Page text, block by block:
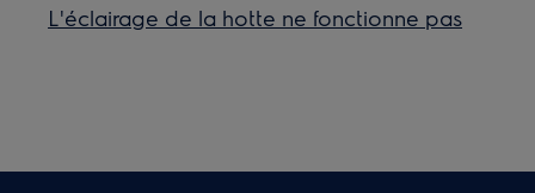
L'éclairage de la hotte ne fonctionne pas